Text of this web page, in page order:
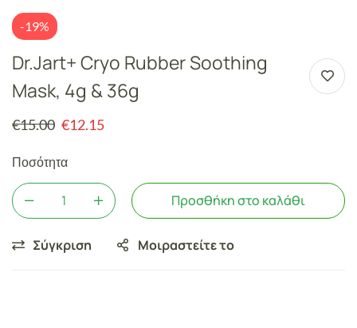
-19%
Dr.Jart+ Cryo Rubber Soothing
Mask, 4g & 36g
€15.00 €12.15
Ποσότητα
Προσθήκη στο καλάθι
Σύγκριση Μοιραστείτε το